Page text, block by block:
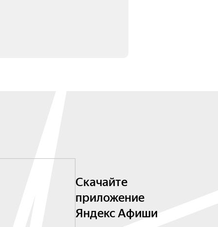
Скачайте
приложение
Яндекс Афиши